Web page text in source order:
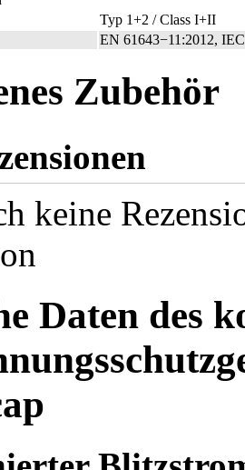
Typ 1+2 / Class I+II
EN 61643−11:2012,
Zubehör
keine
Daten des